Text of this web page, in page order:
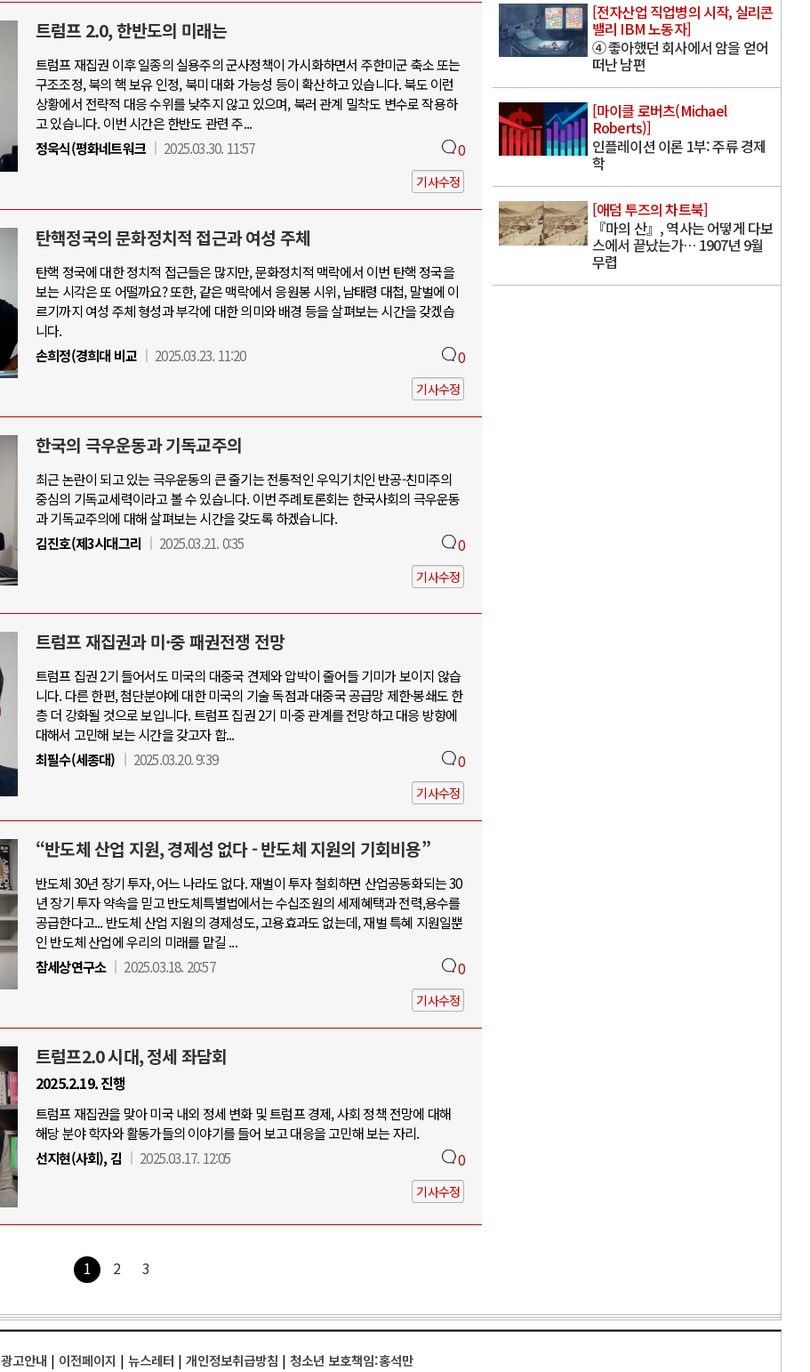
트럼프 2.0, 한반도의 미래는
트럼프 재집권 이후 일종의 실용주의 군사정책이 가시화하면서 주한미군 축소 또는
구조조정, 북의 핵 보유 인정, 북미 대화 가능성 등이 확산하고 있습니다. 북도 이런
상황에서 전략적 대응 수위를 낮추지 않고 있으며, 북러 관계 밀착도 변수로 작용하
고 있습니다. 이번 시간은 한반도 관련 주...
정욱식(평화네트워크
2025.03.30. 11:57 0
기사수정
탄핵정국의 문화정치적 접근과 여성 주체
탄핵 정국에 대한 정치적 접근들은 많지만, 문화정치적 맥락에서 이번 탄핵 정국을
보는 시각은 또 어떨까요? 또한, 같은 맥락에서 응원봉 시위, 남태령 대첩, 말벌에 이
르기까지 여성 주체 형성과 부각에 대한 의미와 배경 등을 살펴보는 시간을 갖겠습
니다.
손희정(경희대 비교
2025.03.23. 11:20 0
기사수정
한국의 극우운동과 기독교주의
최근 논란이 되고 있는 극우운동의 큰 줄기는 전통적인 우익기치인 반공-친미주의
중심의 기독교세력이라고 볼 수 있습니다. 이번 주례토론회는 한국사회의 극우운동
과 기독교주의에 대해 살펴보는 시간을 갖도록 하겠습니다.
김진호(제3시대그리
2025.03.21. 0:35 0
기사수정
트럼프 재집권과 미·중 패권전쟁 전망
트럼프 집권 2기 들어서도 미국의 대중국 견제와 압박이 줄어들 기미가 보이지 않습
니다. 다른 한편, 첨단분야에 대한 미국의 기술 독점과 대중국 공급망 제한·봉쇄도 한
층 더 강화될 것으로 보입니다. 트럼프 집권 2기 미·중 관계를 전망하고 대응 방향에
대해서 고민해 보는 시간을 갖고자 합...
최필수(세종대)
2025.03.20. 9:39 0
기사수정
“반도체 산업 지원, 경제성 없다 - 반도체 지원의 기회비용”
반도체 30년 장기 투자, 어느 나라도 없다. 재벌이 투자 철회하면 산업공동화되는 30
년 장기 투자 약속을 믿고 반도체특별법에서는 수십조원의 세제혜택과 전력,용수를
공급한다고... 반도체 산업 지원의 경제성도, 고용효과도 없는데, 재벌 특혜 지원일뿐
인 반도체 산업에 우리의 미래를 맡길 ...
참세상연구소
2025.03.18. 20:57 0
기사수정
트럼프2.0 시대, 정세 좌담회
2025.2.19. 진행
트럼프 재집권을 맞아 미국 내외 정세 변화 및 트럼프 경제, 사회 정책 전망에 대해
해당 분야 학자와 활동가들의 이야기를 들어 보고 대응을 고민해 보는 자리.
선지현(사회), 김
2025.03.17. 12:05 0
기사수정
1 2 3
[전자산업 직업병의 시작, 실리콘
밸리 IBM 노동자]
④ 좋아했던 회사에서 암을 얻어
떠난 남편
[마이클 로버츠(Michael
Roberts)]
인플레이션 이론 1부: 주류 경제
학
[애덤 투즈의 차트북]
『마의 산』, 역사는 어떻게 다보
스에서 끝났는가… 1907년 9월
무렵
광고안내 | 이전페이지 | 뉴스레터 | 개인정보취급방침 | 청소년 보호책임:홍석만